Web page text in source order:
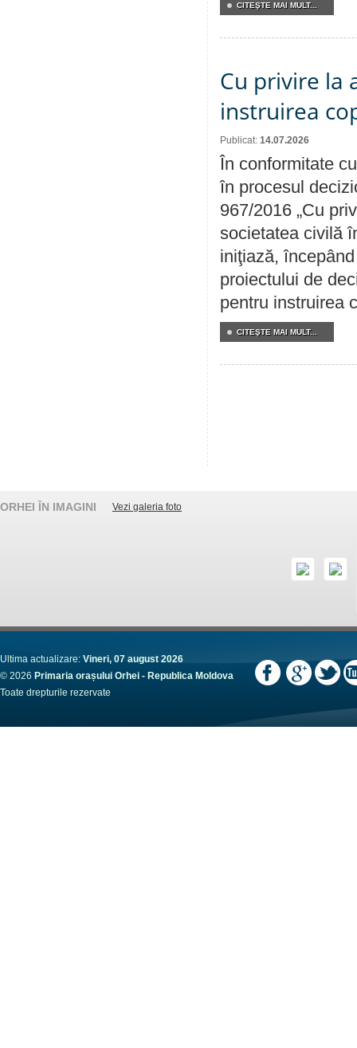
CITEŞTE MAI MULT...
Cu privire la
instruirea
Publicat: 14.07.2026
În conformitate
în procesul
967/2016 „Cu
societatea civilă
iniţiază,
proiectului de
pentru instruirea
CITEŞTE MAI MULT...
ORHEI ÎN IMAGINI Vezi galeria foto
Ultima actualizare: Vineri, 07 august 2026
© 2026 Primaria orașului Orhei - Republica Moldova
Toate drepturile rezervate